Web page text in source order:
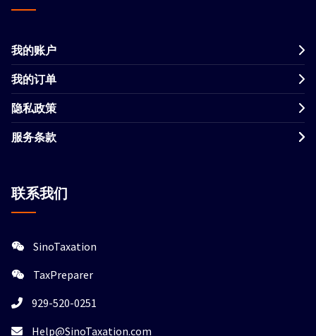
我的账户
我的订单
隐私政策
服务条款
联系我们
SinoTaxation
TaxPreparer
929-520-0251
Help@SinoTaxation.com